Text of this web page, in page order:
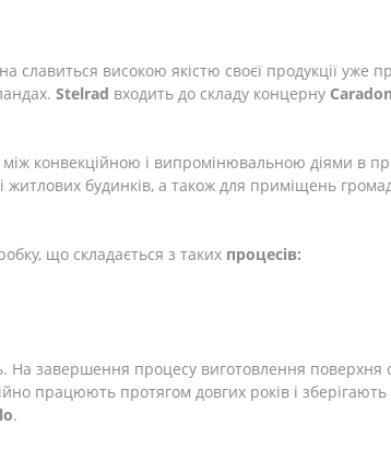
славиться високою якістю своєї продукції уже
Stelrad входить до складу концерну
між конвекційною і випромінювальною діями в
будинків, а також для приміщень
що складається з таких процесів:
завершення процесу виготовлення поверхня
працюють протягом довгих років і
.